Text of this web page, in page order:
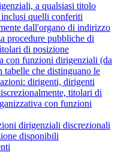
a qualsiasi titolo
quelli conferiti
dall'organo di indirizzo
procedure pubbliche di
di posizione
con funzioni dirigenziali (da
tabelle che distinguano le
dirigenti, dirigenti
titolari di
con funzioni
dirigenziali discrezionali
disponibili